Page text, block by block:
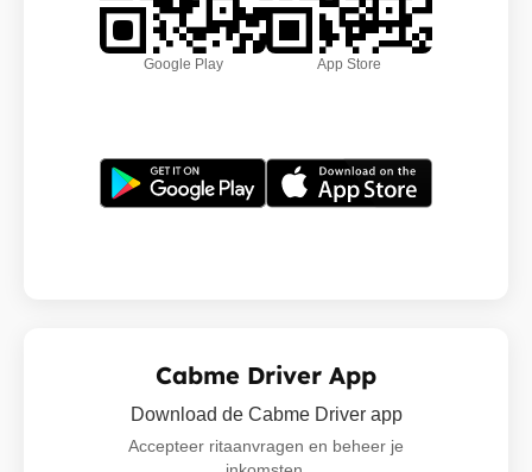
Google Play App Store
Cabme Driver App
Download de Cabme Driver app
Accepteer ritaanvragen en beheer je